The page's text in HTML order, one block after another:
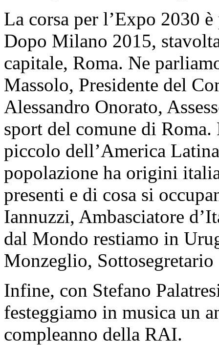
La corsa per l’Expo 2030
Dopo Milano 2015,
capitale, Roma. Ne
Massolo, Presidente del
Alessandro Onorato,
sport del comune di
piccolo dell’America
popolazione ha origini
presenti e di cosa si
Iannuzzi, Ambasciatore
dal Mondo restiamo in
Monzeglio,
Infine, con Stefano
festeggiamo in musica un
compleanno della RAI.